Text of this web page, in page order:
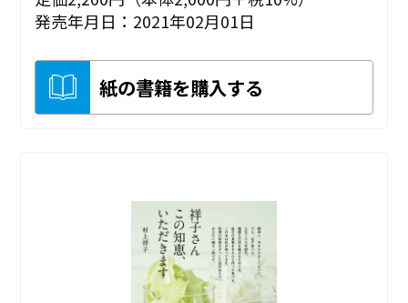
発売年月日：2021年02月01日
紙の書籍を購入する